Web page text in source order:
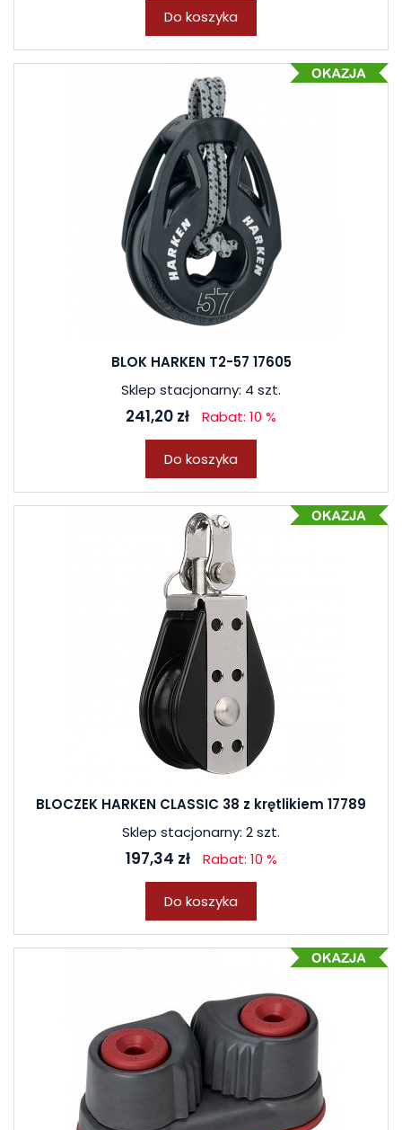
Do koszyka
BLOK HARKEN T2-57 17605
Sklep stacjonarny: 4 szt.
241,20 zł Rabat: 10 %
Do koszyka
BLOCZEK HARKEN CLASSIC 38 z krętlikiem 17789
Sklep stacjonarny: 2 szt.
197,34 zł Rabat: 10 %
Do koszyka